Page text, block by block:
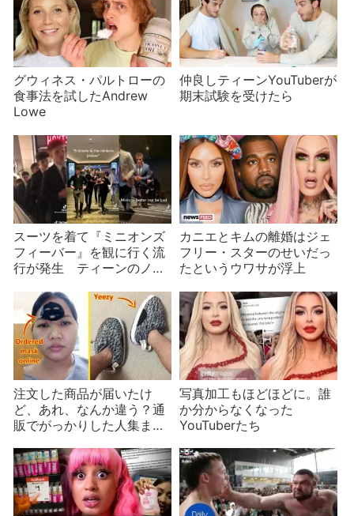
グウィネス・パルトローの
食事法を試したAndrew
Lowe
仲良しティーンYouTuberが
期末試験を受けたら
スーツを着て『ミニオンズ
フィーバー』を観に行く流
行が発生 ティーンのノリ
カニエとキムの離婚はジェ
フリー・スターのせいだっ
たというウワサが浮上
注文した商品が届いたけ
ど、あれ、なんか違う？通
販でがっかりした人集ま
写真加工もほどほどに。誰
か分からなくなった
YouTuberたち